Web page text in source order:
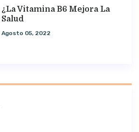
¿La Vitamina B6 Mejora La
Salud
Agosto 05, 2022